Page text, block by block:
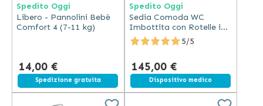
Spedito Oggi
Libero - Pannolini Bebè
Comfort 4 (7-11 kg)
14,00 €
Spedizione gratuita
Spedito Oggi
Sedia Comoda WC
Imbottita con Rotelle in
Acciaio e Freni5/5
145,00 €
Spedizione gratuita
Dispositivo medico